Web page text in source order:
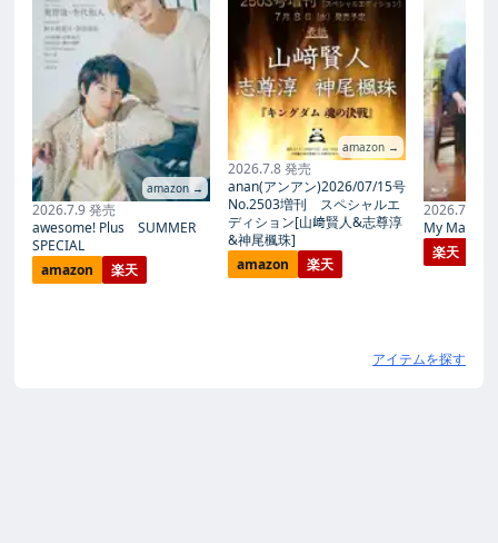
amazon →
2026.7.9 発売
awesome! Plus SUMMER
SPECIAL
amazon
楽天
amazon →
2026.7.8 発売
anan(アンアン)2026/07/15号
No.2503増刊 スペシャルエ
ディション[山﨑賢人&志尊淳
&神尾楓珠]
amazon
楽天
2026.7.27
My Magic
楽天
アイテムを探す